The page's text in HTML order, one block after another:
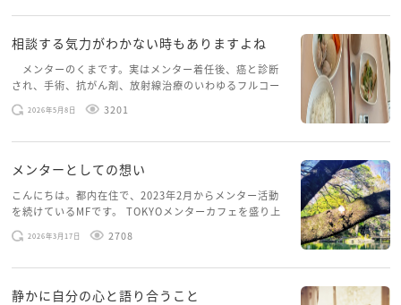
人とお話いただきながら、nodaさんのお気持ちを優先
していただくのがよろしいかな、と思います
nodaさんの大切な人生、nodaさんご自身の心が動く
相談する気力がわかない時もありますよね
メンターのくまです。実はメンター着任後、癌と診断
され、手術、抗がん剤、放射線治療のいわゆるフルコー
スを体験していて、しばらくメンターカフェに来られて
いませんでした。体力だけでなく、気力も落ちパソコン
2026年5月8日 3201
メンターとしての想い
こんにちは。都内在住で、2023年2月からメンター活動
を続けているMFです。 TOKYOメンターカフェを盛り上
げたいという想いから、勇気を出して初めてブログを投
稿してみようと思います。少し自分のことを書いてみま
2026年3月17日 2708
静かに自分の心と語り合うこと